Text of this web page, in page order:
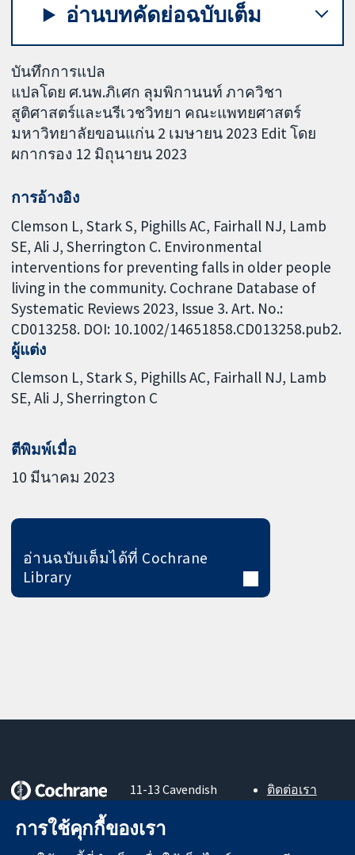
อ่านบทคัดย่อฉบับเต็ม
บันทึกการแปล
แปลโดย ศ.นพ.ภิเศก ลุมพิกานนท์ ภาควิชา
สูติศาสตร์และนรีเวชวิทยา คณะแพทยศาสตร์
มหาวิทยาลัยขอนแก่น 2 เมษายน 2023 Edit โดย
ผกากรอง 12 มิถุนายน 2023
การอ้างอิง
Clemson L, Stark S, Pighills AC, Fairhall NJ, Lamb
SE, Ali J, Sherrington C. Environmental
interventions for preventing falls in older people
living in the community. Cochrane Database of
Systematic Reviews 2023, Issue 3. Art. No.:
CD013258. DOI: 10.1002/14651858.CD013258.pub2.
ผู้แต่ง
Clemson L Stark S Pighills AC Fairhall NJ Lamb
SE Ali J Sherrington C
ตีพิมพ์เมื่อ
10 มีนาคม 2023
อ่านฉบับเต็มได้ที่ Cochrane
Library
หลักฐานที่เชื่อถือ
ได้
11-13 Cavendish
London
ติดต่อเรา
การใช้คุกกี้ของเรา